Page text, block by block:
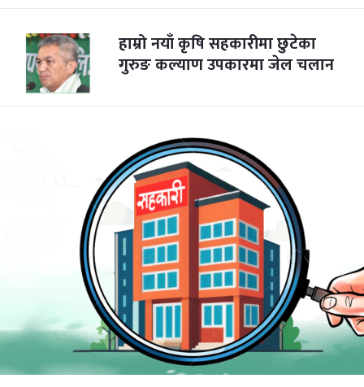
हाम्रो नयाँ कृषि सहकारीमा छुटेका
गुरुङ कल्याण उपकारमा जेल चलान